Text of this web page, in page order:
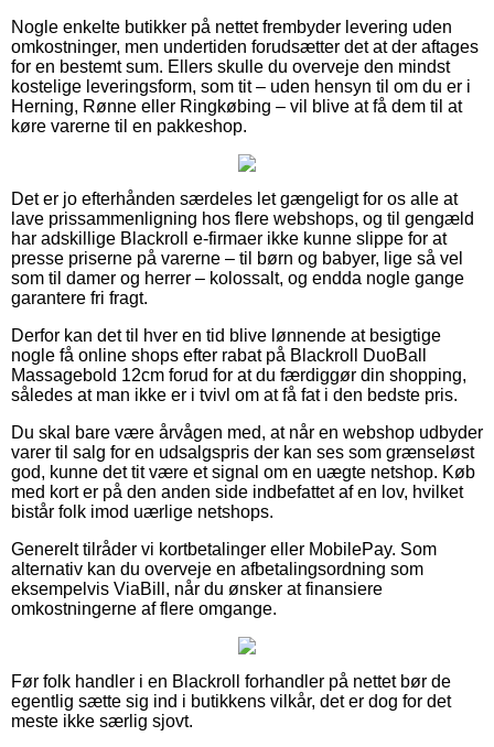
Nogle enkelte butikker på nettet frembyder levering uden
omkostninger, men undertiden forudsætter det at der aftages
for en bestemt sum. Ellers skulle du overveje den mindst
kostelige leveringsform, som tit – uden hensyn til om du er i
Herning, Rønne eller Ringkøbing – vil blive at få dem til at
køre varerne til en pakkeshop.
Det er jo efterhånden særdeles let gængeligt for os alle at
lave prissammenligning hos flere webshops, og til gengæld
har adskillige Blackroll e-firmaer ikke kunne slippe for at
presse priserne på varerne – til børn og babyer, lige så vel
som til damer og herrer – kolossalt, og endda nogle gange
garantere fri fragt.
Derfor kan det til hver en tid blive lønnende at besigtige
nogle få online shops efter rabat på Blackroll DuoBall
Massagebold 12cm forud for at du færdiggør din shopping,
således at man ikke er i tvivl om at få fat i den bedste pris.
Du skal bare være årvågen med, at når en webshop udbyder
varer til salg for en udsalgspris der kan ses som grænseløst
god, kunne det tit være et signal om en uægte netshop. Køb
med kort er på den anden side indbefattet af en lov, hvilket
bistår folk imod uærlige netshops.
Generelt tilråder vi kortbetalinger eller MobilePay. Som
alternativ kan du overveje en afbetalingsordning som
eksempelvis ViaBill, når du ønsker at finansiere
omkostningerne af flere omgange.
Før folk handler i en Blackroll forhandler på nettet bør de
egentlig sætte sig ind i butikkens vilkår, det er dog for det
meste ikke særlig sjovt.